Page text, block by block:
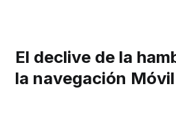
El declive de la
la navegación Móvil